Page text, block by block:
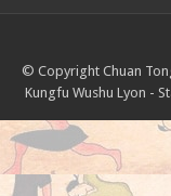
© Copyright Chuan
Kungfu Wushu Lyon -